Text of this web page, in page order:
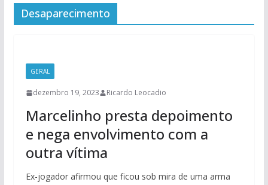
Desaparecimento
GERAL
dezembro 19, 2023 Ricardo Leocadio
Marcelinho presta depoimento
e nega envolvimento com a
outra vítima
Ex-jogador afirmou que ficou sob mira de uma arma